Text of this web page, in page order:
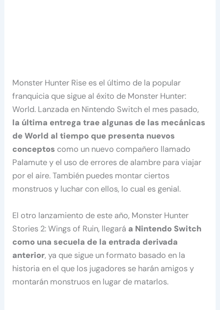
Monster Hunter Rise es el último de la popular
franquicia que sigue al éxito de Monster Hunter:
World. Lanzada en Nintendo Switch el mes pasado,
la última entrega trae algunas de las mecánicas
de World al tiempo que presenta nuevos
conceptos como un nuevo compañero llamado
Palamute y el uso de errores de alambre para viajar
por el aire. También puedes montar ciertos
monstruos y luchar con ellos, lo cual es genial.
El otro lanzamiento de este año, Monster Hunter
Stories 2: Wings of Ruin, llegará a Nintendo Switch
como una secuela de la entrada derivada
anterior, ya que sigue un formato basado en la
historia en el que los jugadores se harán amigos y
montarán monstruos en lugar de matarlos.